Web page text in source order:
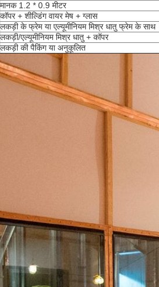
मानक 1.2 * 0.9 मीटर
कॉपर + शील्डिंग वायर मेष + ग्लास
लकड़ी के फ्रेम या एल्यूमीनियम मिश्र धातु फ्रेम के साथ
लकड़ी/एल्यूमीनियम मिश्र धातु + कॉपर
लकड़ी की पैकिंग या अनुकूलित